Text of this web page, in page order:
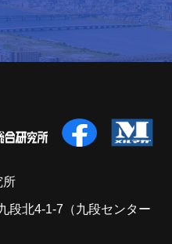
所
段北4-1-7（九段センター